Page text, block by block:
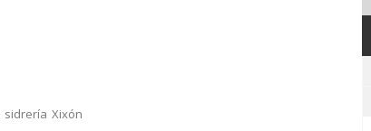
sidrería Xixón